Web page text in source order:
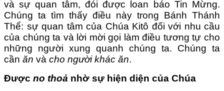
và sự quan tâm, đói được loan báo Tin Mừng.
Chúng ta tìm thấy điều này trong Bánh Thánh
Thể: sự quan tâm của Chúa Kitô đối với nhu cầu
của chúng ta và lời mời gọi làm điều tương tự cho
những người xung quanh chúng ta. Chúng ta
cần ăn và cho người khác ăn.
Được no thoả nhờ sự hiện diện của Chúa